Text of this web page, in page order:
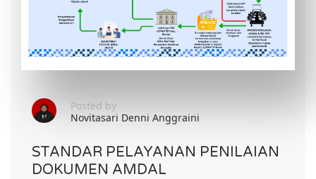
Posted by
Novitasari Denni Anggraini
STANDAR PELAYANAN PENILAIAN
DOKUMEN AMDAL